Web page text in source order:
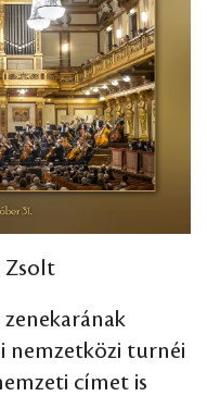
Zsolt
nemzetközi turnéi
címet is